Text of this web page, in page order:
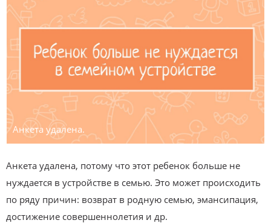
Анкета удалена.
Анкета удалена, потому что этот ребенок больше не
нуждается в устройстве в семью. Это может происходить
по ряду причин: возврат в родную семью, эмансипация,
достижение совершеннолетия и др.